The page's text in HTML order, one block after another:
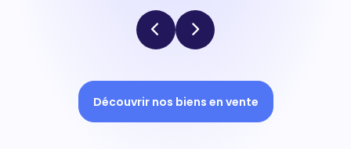
Découvrir nos biens en vente